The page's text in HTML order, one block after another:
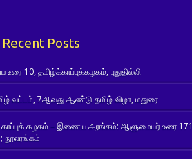
Recent Posts
10, தமிழ்க்காப்புக்கழகம், புதுதில்லி
வட்டம், 7ஆவது ஆண்டு தமிழ் விழா, மதுரை
காப்புக் கழகம் – இணைய அரங்கம்: ஆளுமையர் உரை 171
நூலரங்கம்